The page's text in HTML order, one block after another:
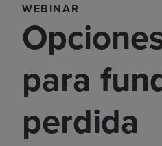
WEBINAR
para
perdida